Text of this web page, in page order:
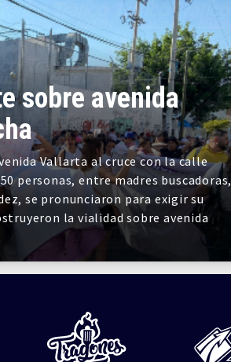
sobre avenida
Vallarta al cruce con la calle
personas, entre madres buscadoras,
se pronunciaron para exigir su
la vialidad sobre avenida